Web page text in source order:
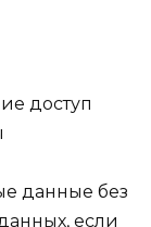
доступ
данные без
если